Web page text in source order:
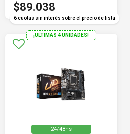
6 cuotas sin interés sobre el precio de lista
$89.038
24/48hs
¡ULTIMAS 4 UNIDADES!